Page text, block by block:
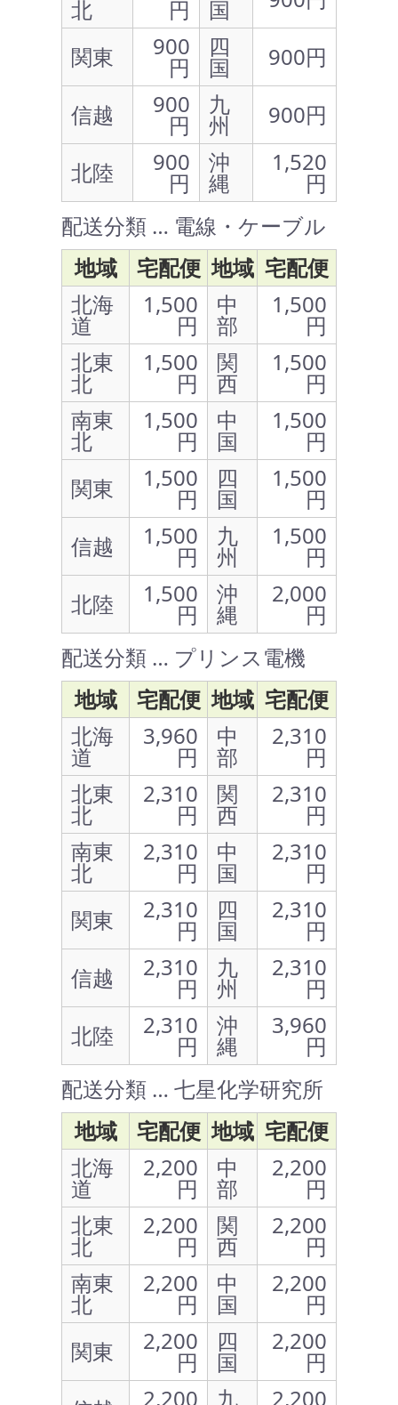
北 円 国
関東
900
円
四
国
900円
信越
900
円
九
州
900円
北陸
900
円
沖
縄
1,520
円
配送分類 … 電線・ケーブル
地域
宅配便 地域 宅配便
北海
道
1,500
円
中
部
1,500
円
北東
北
1,500
円
関
西
1,500
円
南東
北
1,500
円
中
国
1,500
円
関東
1,500
円
四
国
1,500
円
信越
1,500
円
九
州
1,500
円
北陸
1,500
円
沖
縄
2,000
円
配送分類 … プリンス電機
地域
宅配便 地域 宅配便
北海
道
3,960
円
中
部
2,310
円
北東
北
2,310
円
関
西
2,310
円
南東
北
2,310
円
中
国
2,310
円
関東
2,310
円
四
国
2,310
円
信越
2,310
円
九
州
2,310
円
北陸
2,310
円
沖
縄
3,960
円
配送分類 … 七星化学研究所
地域
宅配便 地域 宅配便
北海
道
2,200
円
中
部
2,200
円
北東
北
2,200
円
関
西
2,200
円
南東
北
2,200
円
中
国
2,200
円
関東
2,200
円
四
国
2,200
円
2,200 九 2,200